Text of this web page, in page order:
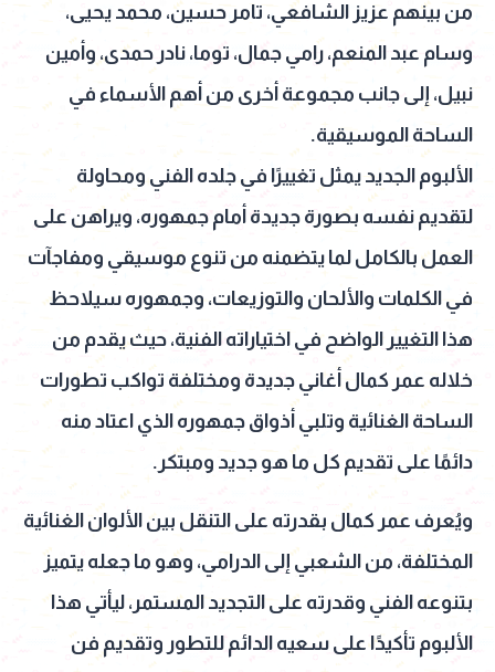
من بينهم عزيز الشافعي، تامر حسين، محمد يحيى،
وسام عبد المنعم، رامي جمال، توما، نادر حمدى، وأمين
نبيل، إلى جانب مجموعة أخرى من أهم الأسماء في
الساحة الموسيقية.
الألبوم الجديد يمثل تغييرًا في جلده الفني ومحاولة
لتقديم نفسه بصورة جديدة أمام جمهوره، ويراهن على
العمل بالكامل لما يتضمنه من تنوع موسيقي ومفاجآت
في الكلمات والألحان والتوزيعات، وجمهوره سيلاحظ
هذا التغيير الواضح في اختياراته الفنية، حيث يقدم من
خلاله عمر كمال أغاني جديدة ومختلفة تواكب تطورات
الساحة الغنائية وتلبي أذواق جمهوره الذي اعتاد منه
دائمًا على تقديم كل ما هو جديد ومبتكر.
ويُعرف عمر كمال بقدرته على التنقل بين الألوان الغنائية
المختلفة، من الشعبي إلى الدرامي، وهو ما جعله يتميز
بتنوعه الفني وقدرته على التجديد المستمر، ليأتي هذا
الألبوم تأكيدًا على سعيه الدائم للتطور وتقديم فن